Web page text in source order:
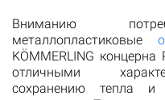
Вниманию
металлопластиковые
KÖMMERLING концерна
отличными
сохранению тепла и